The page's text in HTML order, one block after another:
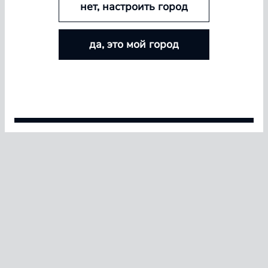
БОЛЬШЕ ЛИНЗ — БОЛЬШЕ СКИДКА
Покупайте контактные линзы Airway и увеличивайте
размер скидки — от 5% до 15%
нет, настроить город
да, это мой город